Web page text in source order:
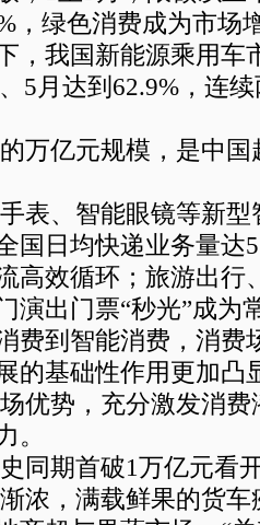
，绿色消费成为市场
，我国新能源乘用车
5月达到62.9%，连
万亿元规模，是中
表、智能眼镜等新
国日均快递业务量达
高效循环；旅游出行
演出门票“秒光”成
费到智能消费，消费
的基础性作用更加凸
优势，充分激发消
。
同期首破1万亿元看
浓，满载鲜果的货